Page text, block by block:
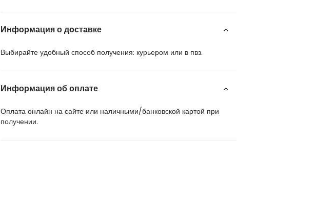
Информация о доставке
Выбирайте удобный способ получения: курьером или в пвз.
Информация об оплате
Оплата онлайн на сайте или наличными/банковской картой при
получении.